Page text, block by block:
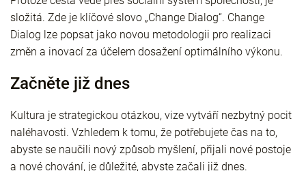
složitá. Zde je klíčové slovo „Change Dialog“. Change
Dialog lze popsat jako novou metodologii pro realizaci
změn a inovací za účelem dosažení optimálního výkonu.
Začněte již dnes
Kultura je strategickou otázkou, vize vytváří nezbytný pocit
naléhavosti. Vzhledem k tomu, že potřebujete čas na to,
abyste se naučili nový způsob myšlení, přijali nové postoje
a nové chování, je důležité, abyste začali již dnes.